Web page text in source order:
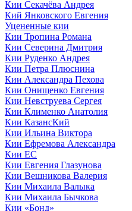
Кии Секачёва Андрея
Кий Янковского Евгения
Уцененные кии
Кии Тропина Романа
Кии Северина Дмитрия
Кии Руденко Андрея
Кии Петра Плюснина
Кии Александра Пехова
Кии Онищенко Евгения
Кии Невструева Сергея
Кии Клименко Анатолия
Кии КазансКий
Кии Ильина Виктора
Кии Ефремова Александра
Кии ЕС
Кии Евгения Глазунова
Кии Вешникова Валерия
Кии Михаила Валыка
Кии Михаила Бычкова
Кии «Бонд»